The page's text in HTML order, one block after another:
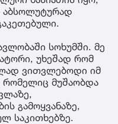
აბსოლუტურად
სოხუმში. მე
უხეშად რომ
ვითვლებოდი იმ
რომელიც მუშაობდა
გამოყვანაზე,
საკითხებზე.